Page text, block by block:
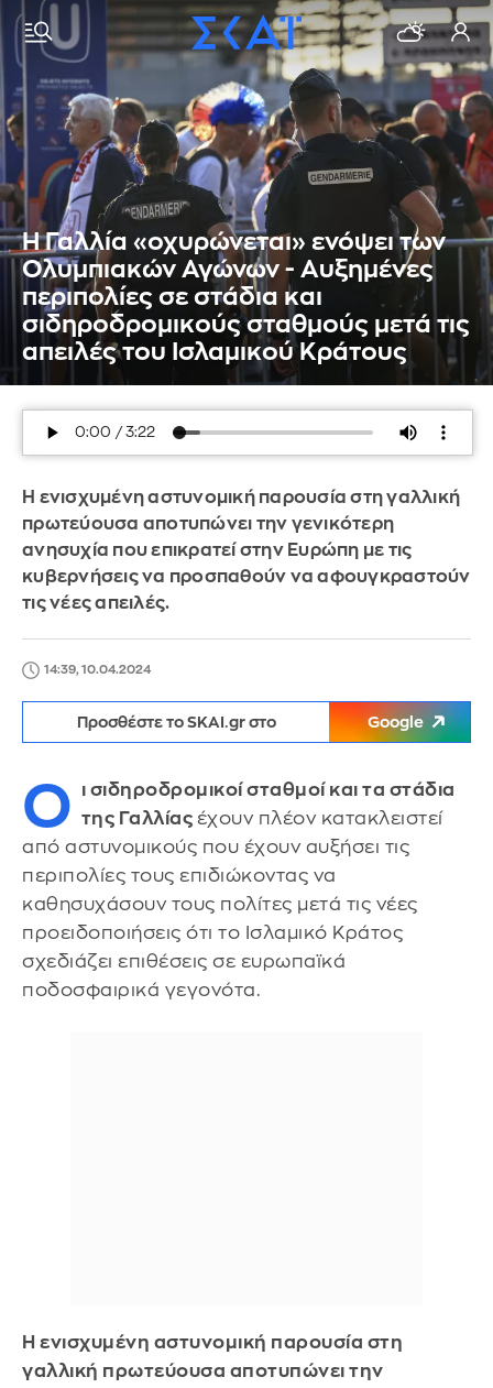
Η Γαλλία «οχυρώνεται» ενόψει των
Ολυμπιακών Αγώνων - Αυξημένες
περιπολίες σε στάδια και
σιδηροδρομικούς σταθμούς μετά τις
απειλές του Ισλαμικού Κράτους
Η ενισχυμένη αστυνομική παρουσία στη γαλλική
πρωτεύουσα αποτυπώνει την γενικότερη
ανησυχία που επικρατεί στην Ευρώπη με τις
κυβερνήσεις να προσπαθούν να αφουγκραστούν
τις νέες απειλές.
14:39, 10.04.2024
Προσθέστε το SKAI.gr στο Google
Ο
ι σιδηροδρομικοί σταθμοί και τα στάδια
της Γαλλίας έχουν πλέον κατακλειστεί
από αστυνομικούς που έχουν αυξήσει τις
περιπολίες τους επιδιώκοντας να
καθησυχάσουν τους πολίτες μετά τις νέες
προειδοποιήσεις ότι το Ισλαμικό Κράτος
σχεδιάζει επιθέσεις σε ευρωπαϊκά
ποδοσφαιρικά γεγονότα.
Η ενισχυμένη αστυνομική παρουσία στη
γαλλική πρωτεύουσα αποτυπώνει την